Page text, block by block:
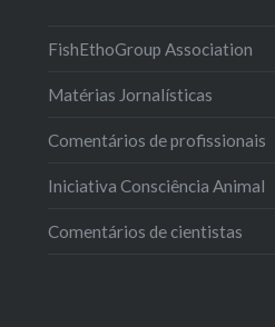
FishEthoGroup Association
Matérias Jornalísticas
Comentários de profissionais
Iniciativa Consciência Animal
Comentários de cientistas